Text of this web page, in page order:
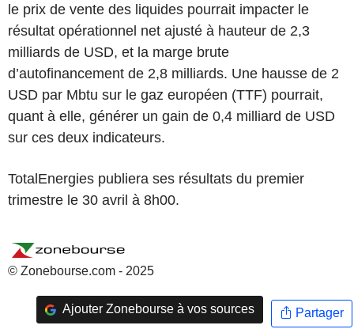
le prix de vente des liquides pourrait impacter le
résultat opérationnel net ajusté à hauteur de 2,3
milliards de USD, et la marge brute
d’autofinancement de 2,8 milliards. Une hausse de 2
USD par Mbtu sur le gaz européen (TTF) pourrait,
quant à elle, générer un gain de 0,4 milliard de USD
sur ces deux indicateurs.
TotalEnergies publiera ses résultats du premier
trimestre le 30 avril à 8h00.
© Zonebourse.com - 2025
Ajouter Zonebourse à vos sources Partager